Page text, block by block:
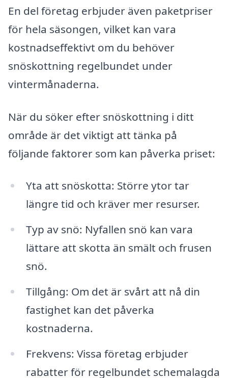
En del företag erbjuder även paketpriser
för hela säsongen, vilket kan vara
kostnadseffektivt om du behöver
snöskottning regelbundet under
vintermånaderna.
När du söker efter snöskottning i ditt
område är det viktigt att tänka på
följande faktorer som kan påverka priset:
Yta att snöskotta: Större ytor tar
längre tid och kräver mer resurser.
Typ av snö: Nyfallen snö kan vara
lättare att skotta än smält och frusen
snö.
Tillgång: Om det är svårt att nå din
fastighet kan det påverka
kostnaderna.
Frekvens: Vissa företag erbjuder
rabatter för regelbundet schemalagda